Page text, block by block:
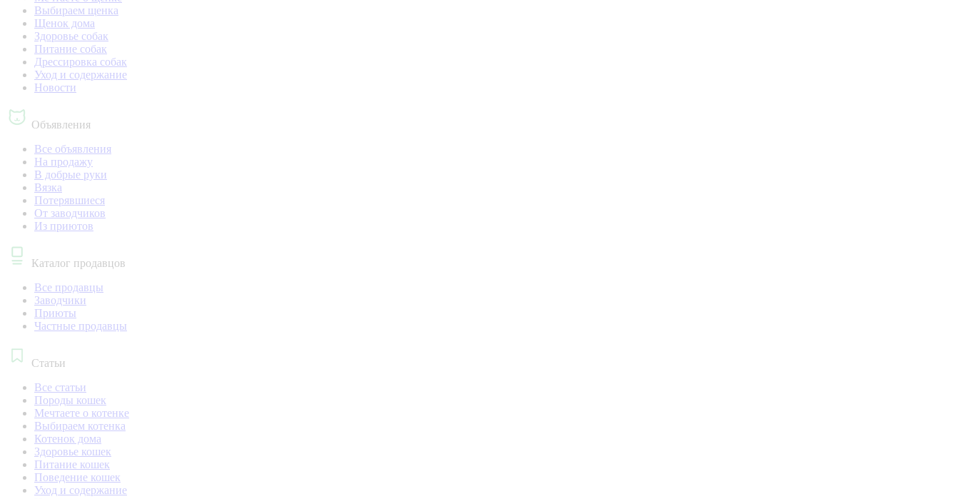
Выбираем щенка
Щенок дома
Здоровье собак
Питание собак
Дрессировка собак
Уход и содержание
Новости
Объявления
Все объявления
На продажу
В добрые руки
Вязка
Потерявшиеся
От заводчиков
Из приютов
Каталог продавцов
Все продавцы
Заводчики
Приюты
Частные продавцы
Статьи
Все статьи
Породы кошек
Мечтаете о котенке
Выбираем котенка
Котенок дома
Здоровье кошек
Питание кошек
Поведение кошек
Уход и содержание